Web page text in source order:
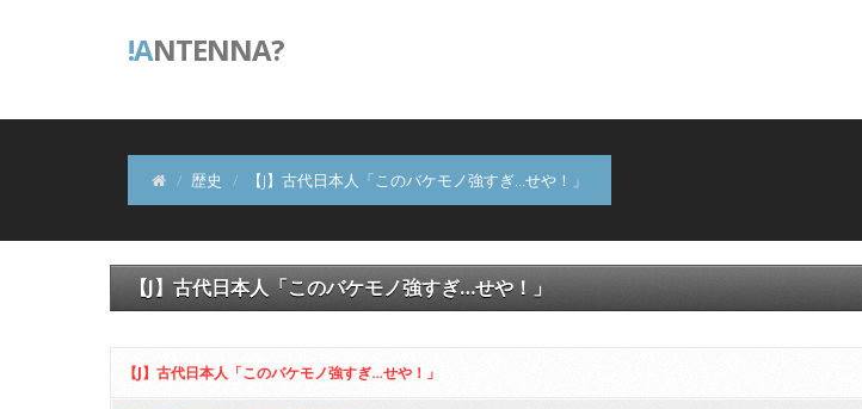
!ANTENNA?
歴史 【J】古代日本人「このバケモノ強すぎ…せや！」
【J】古代日本人「このバケモノ強すぎ…せや！」
【J】古代日本人「このバケモノ強すぎ…せや！」